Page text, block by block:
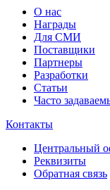
О нас
Награды
Для СМИ
Поставщики
Партнеры
Разработки
Статьи
Часто
Контакты
Центральный
Реквизиты
Обратная связь